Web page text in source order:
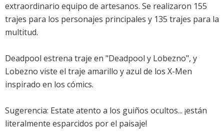
extraordinario equipo de artesanos. Se realizaron 155
trajes para los personajes principales y 135 trajes para la
multitud.
Deadpool estrena traje en "Deadpool y Lobezno", y
Lobezno viste el traje amarillo y azul de los X-Men
inspirado en los cómics.
Sugerencia: Estate atento a los guiños ocultos... ¡están
literalmente esparcidos por el paisaje!